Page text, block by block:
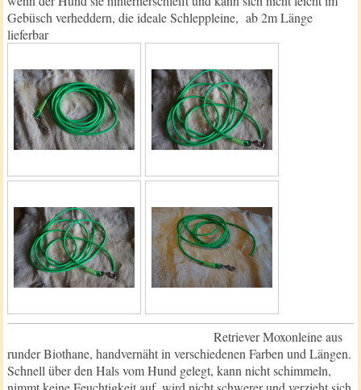
Gebüsch verheddern, die ideale Schleppleine, ab 2m Länge
lieferbar
Retriever Moxonleine aus
runder Biothane, handvernäht in verschiedenen Farben und Längen.
Schnell über den Hals vom Hund gelegt, kann nicht schimmeln,